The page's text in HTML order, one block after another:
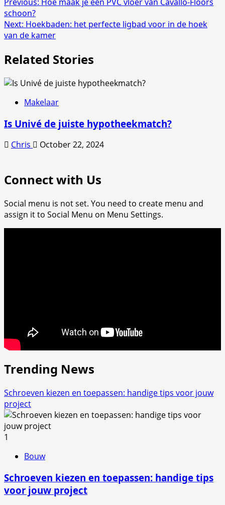
Post
navigation
schoon?
Next: Hoekbaden: het perfecte ligbad voor in de hoek
van de kamer
Related Stories
Makelaar
Is Univé de juiste hypotheekmatch?
Chris October 22, 2024
Connect with Us
Social menu is not set. You need to create menu and
assign it to Social Menu on Menu Settings.
Trending News
Schroeven kiezen en toepassen: handige tips voor jouw
project
1
Bouw
Schroeven kiezen en toepassen: handige tips
voor jouw project